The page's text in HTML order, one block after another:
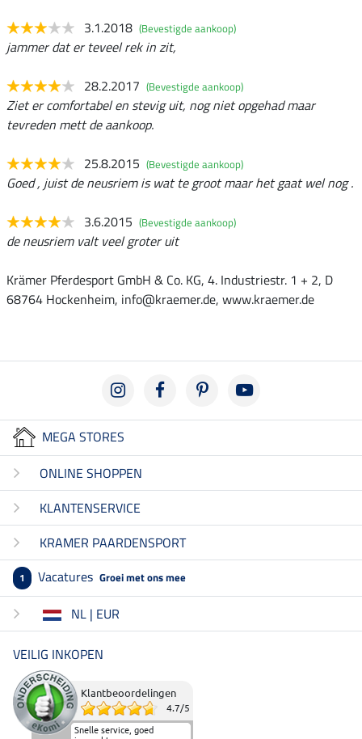
3.1.2018 (Bevestigde aankoop)
jammer dat er teveel rek in zit,
28.2.2017 (Bevestigde aankoop)
Ziet er comfortabel en stevig uit, nog niet opgehad maar
tevreden mett de aankoop.
25.8.2015 (Bevestigde aankoop)
Goed , juist de neusriem is wat te groot maar het gaat wel nog .
3.6.2015 (Bevestigde aankoop)
de neusriem valt veel groter uit
Krämer Pferdesport GmbH & Co. KG, 4. Industriestr. 1 + 2, D
68764 Hockenheim, info@kraemer.de, www.kraemer.de
MEGA STORES
ONLINE SHOPPEN
KLANTENSERVICE
KRAMER PAARDENSPORT
1 Vacatures Groei met ons mee
NL | EUR
VEILIG INKOPEN
Klantbeoordelingen
4.7/5
Snelle service, goed